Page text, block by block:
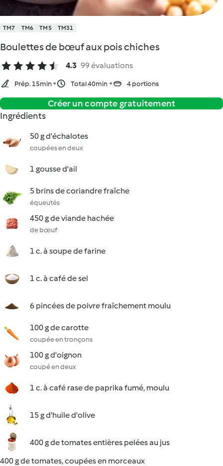
TM7 TM6 TM5 TM31
Boulettes de bœuf aux pois chiches
4.3 99 évaluations
Prép. 15min Total 40min 4 portions
Créer un compte gratuitement
Ingrédients
50 g d'échalotes
coupées en deux
1 gousse d'ail
5 brins de coriandre fraîche
équeutés
450 g de viande hachée
de bœuf
1 c. à soupe de farine
1 c. à café de sel
6 pincées de poivre fraîchement moulu
100 g de carotte
coupée en tronçons
100 g d'oignon
coupé en deux
1 c. à café rase de paprika fumé, moulu
15 g d'huile d'olive
400 g de tomates entières pelées au jus
400 g de tomates, coupées en morceaux